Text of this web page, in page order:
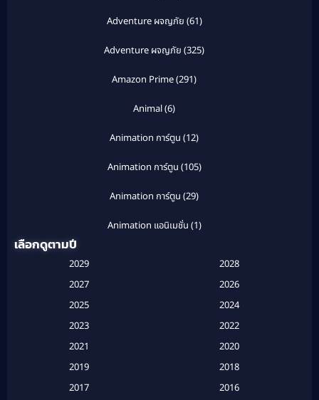
Adventure ผจญภัย (61)
Adventure ผจญภัย (325)
Amazon Prime(291)
Animal(6)
Animation การ์ตูน (12)
Animation การ์ตูน (105)
Animation การ์ตูน (29)
Animation แอนิเมชั่น (1)
Based on a True Story สร้างจากเรื่องจริง(2)
Based on a True Story เรื่องจริง (16)
เลือกดูตามปี
2029
2028
2027
2026
2025
2024
2023
2022
2021
2020
2019
2018
2017
2016